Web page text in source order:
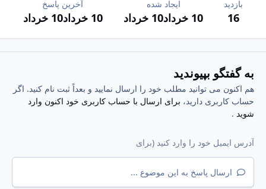
بازدید
16
ایجاد شده
10 خرداد 10 خرداد
آخرین پاسخ
10 خرداد 10 خرداد
به گفتگو بپیوندید
هم اکنون می توانید مطلب خود را ارسال نمایید و بعداً ثبت نام کنید. اگر
حساب کاربری دارید، برای ارسال با حساب کاربری خود اکنون وارد
شوید .
ارسال پاسخ به این موضوع ...